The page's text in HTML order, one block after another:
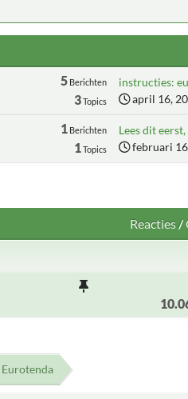
5Berichten
3Topics
instructies:
april 16,
1Berichten
1Topics
Lees dit
februari
Reacties/
Eurotenda